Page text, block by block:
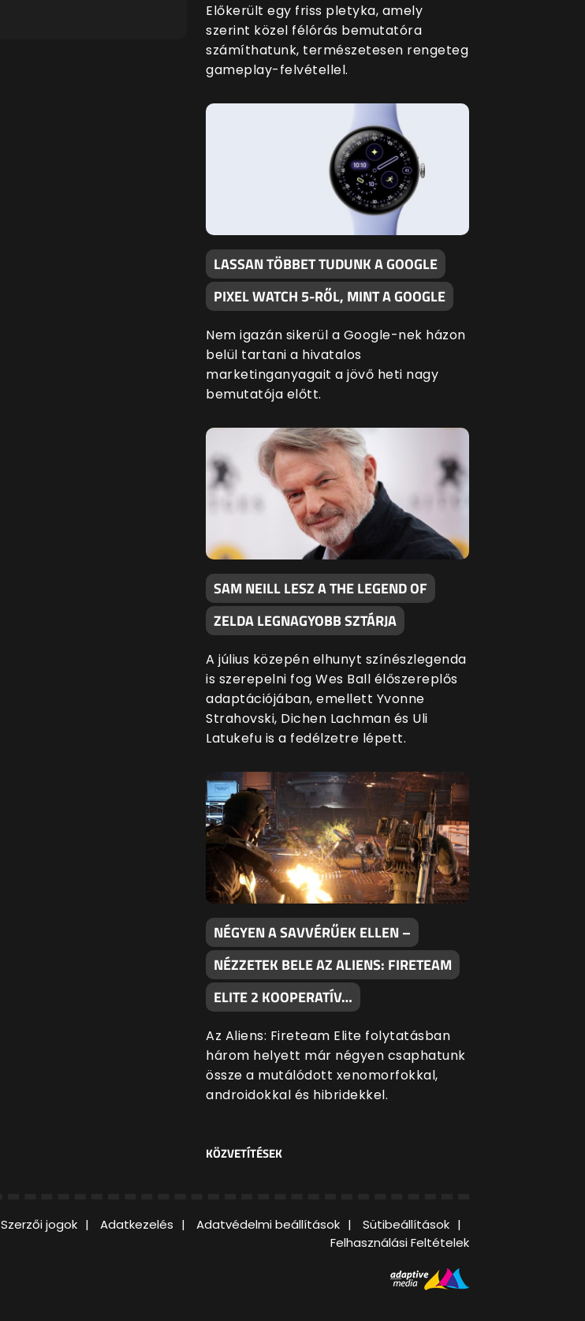
Előkerült egy friss pletyka, amely
szerint közel félórás bemutatóra
számíthatunk, természetesen rengeteg
gameplay-felvétellel.
LASSAN TÖBBET TUDUNK A GOOGLE
PIXEL WATCH 5-RŐL, MINT A GOOGLE
Nem igazán sikerül a Google-nek házon
belül tartani a hivatalos
marketinganyagait a jövő heti nagy
bemutatója előtt.
SAM NEILL LESZ A THE LEGEND OF
ZELDA LEGNAGYOBB SZTÁRJA
A július közepén elhunyt színészlegenda
is szerepelni fog Wes Ball élőszereplős
adaptációjában, emellett Yvonne
Strahovski, Dichen Lachman és Uli
Latukefu is a fedélzetre lépett.
NÉGYEN A SAVVÉRŰEK ELLEN –
NÉZZETEK BELE AZ ALIENS: FIRETEAM
ELITE 2 KOOPERATÍV…
Az Aliens: Fireteam Elite folytatásban
három helyett már négyen csaphatunk
össze a mutálódott xenomorfokkal,
androidokkal és hibridekkel.
KÖZVETÍTÉSEK
Szerzői jogok Adatkezelés Adatvédelmi beállítások
Sütibeállítások
Felhasználási Feltételek